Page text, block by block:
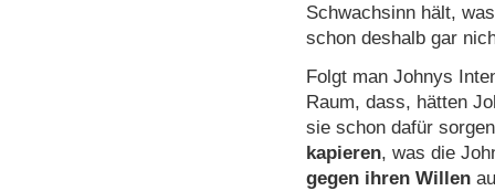
Schwachsinn hält,
schon deshalb gar
Folgt man Johnys
Raum, dass, hätten
sie schon dafür
kapieren, was die
gegen ihren Willen